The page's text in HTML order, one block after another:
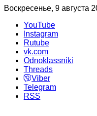
Воскресенье, 9 августа
YouTube
Instagram
Rutube
vk.com
Odnoklassniki
Threads
Viber
Telegram
RSS